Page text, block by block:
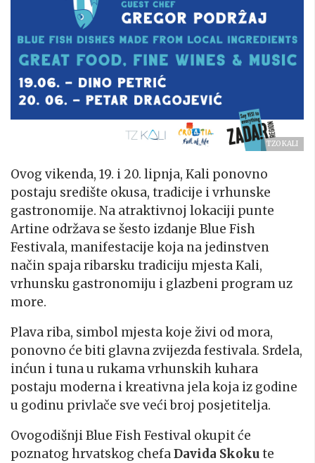
TZO KALI
Ovog vikenda, 19. i 20. lipnja, Kali ponovno
postaju središte okusa, tradicije i vrhunske
gastronomije. Na atraktivnoj lokaciji punte
Artine održava se šesto izdanje Blue Fish
Festivala, manifestacije koja na jedinstven
način spaja ribarsku tradiciju mjesta Kali,
vrhunsku gastronomiju i glazbeni program uz
more.
Plava riba, simbol mjesta koje živi od mora,
ponovno će biti glavna zvijezda festivala. Srdela,
inćun i tuna u rukama vrhunskih kuhara
postaju moderna i kreativna jela koja iz godine
u godinu privlače sve veći broj posjetitelja.
Ovogodišnji Blue Fish Festival okupit će
poznatog hrvatskog chefaDavida Skokute